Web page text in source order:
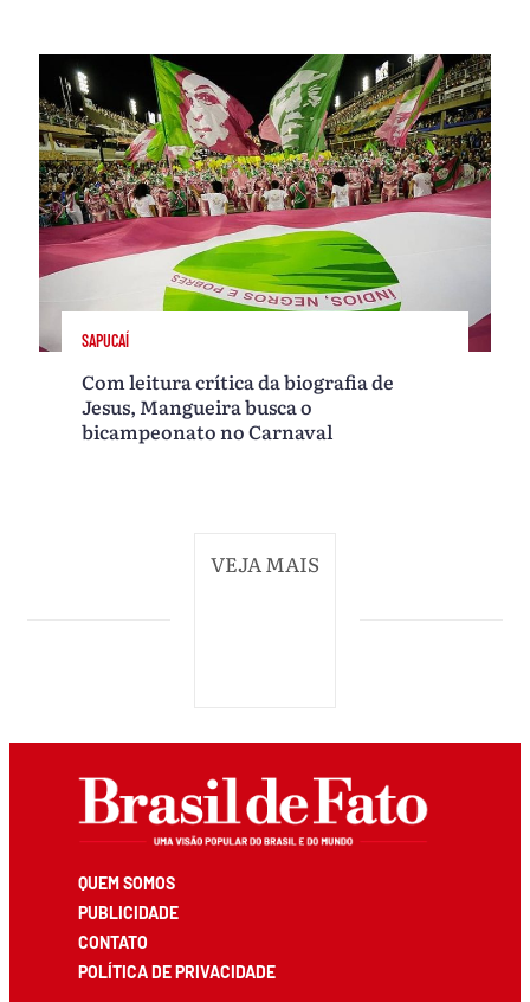
SAPUCAÍ
Com leitura crítica da biografia de
Jesus, Mangueira busca o
bicampeonato no Carnaval
VEJA MAIS
QUEM SOMOS
PUBLICIDADE
CONTATO
POLÍTICA DE PRIVACIDADE